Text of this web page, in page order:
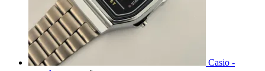
Casio -